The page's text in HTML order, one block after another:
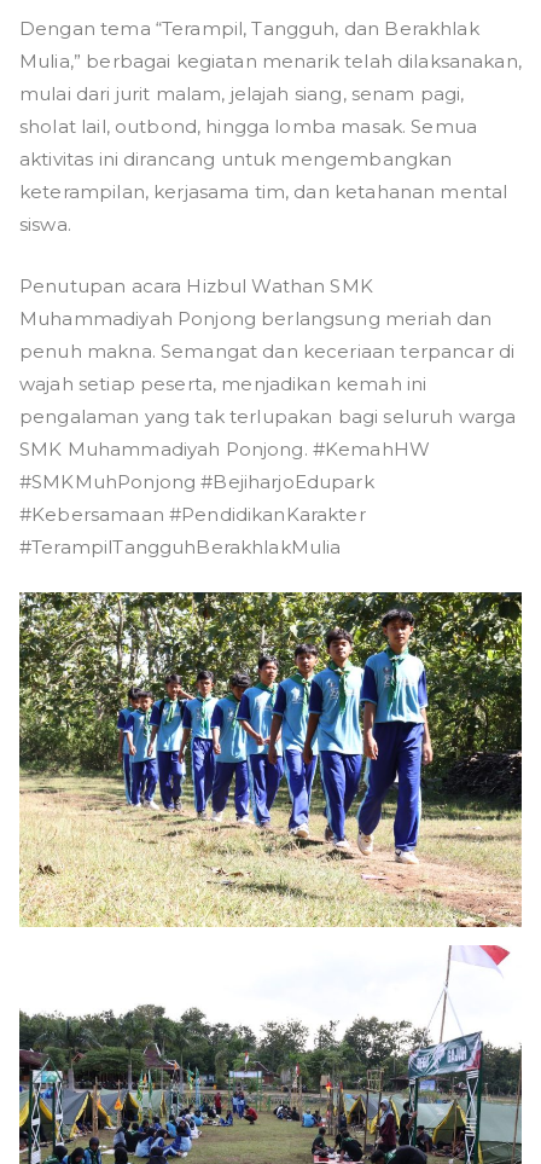
g
Dengan tema “Terampil, Tangguh, dan Berakhlak
Mulia,” berbagai kegiatan menarik telah dilaksanakan,
mulai dari jurit malam, jelajah siang, senam pagi,
sholat lail, outbond, hingga lomba masak. Semua
aktivitas ini dirancang untuk mengembangkan
keterampilan, kerjasama tim, dan ketahanan mental
siswa.
Penutupan acara Hizbul Wathan SMK
Muhammadiyah Ponjong berlangsung meriah dan
penuh makna. Semangat dan keceriaan terpancar di
wajah setiap peserta, menjadikan kemah ini
pengalaman yang tak terlupakan bagi seluruh warga
SMK Muhammadiyah Ponjong. #KemahHW
#SMKMuhPonjong #BejiharjoEdupark
#Kebersamaan #PendidikanKarakter
#TerampilTangguhBerakhlakMulia